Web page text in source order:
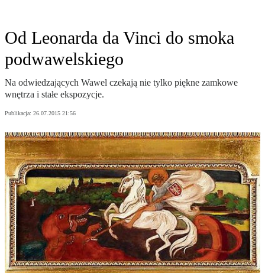
Od Leonarda da Vinci do smoka
podwawelskiego
Na odwiedzających Wawel czekają nie tylko piękne zamkowe
wnętrza i stałe ekspozycje.
Publikacja: 26.07.2015 21:56